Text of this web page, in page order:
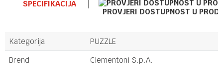
SPECIFIKACIJA
PROVJERI DOSTUPNOST U
Kategorija
PUZZLE
Brend
Clementoni S.p.A.